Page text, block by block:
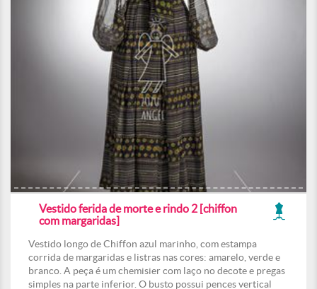
Vestido ferida de morte e rindo 2 [chiffon
com margaridas]
Vestido longo de Chiffon azul marinho, com estampa
corrida de margaridas e listras nas cores: amarelo, verde e
branco. A peça é um chemisier com laço no decote e pregas
simples na parte inferior. O busto possui pences vertical